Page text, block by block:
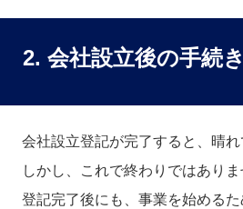
2. 会社設立後の手続
会社設立登記が完了すると、晴れ
しかし、これで終わりではありま
登記完了後にも、事業を始める